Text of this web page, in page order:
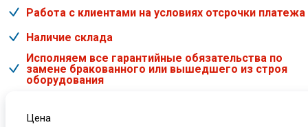
Работа с клиентами на условиях отсрочки платежа
Наличие склада
Исполняем все гарантийные обязательства по
замене бракованного или вышедшего из строя
оборудования
Цена